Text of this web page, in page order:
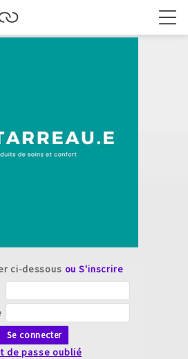
ci-dessous ou S'inscrire
Se connecter
de passe oublié